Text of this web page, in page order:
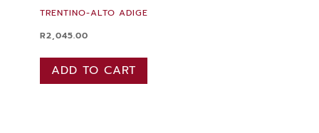
TRENTINO-ALTO ADIGE
R2,045.00
ADD TO CART